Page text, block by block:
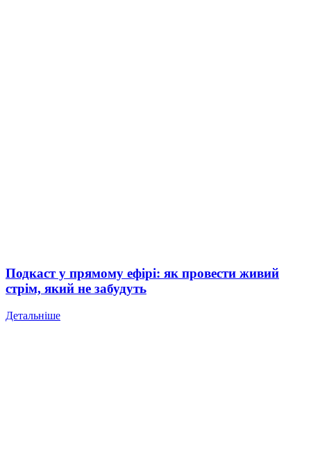
Подкаст у прямому ефірі: як провести живий
стрім, який не забудуть
Детальніше